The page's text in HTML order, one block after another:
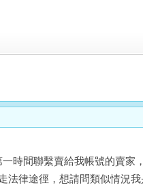
時間聯繫賣給我帳號的賣家
法律途徑，想請問類似情況